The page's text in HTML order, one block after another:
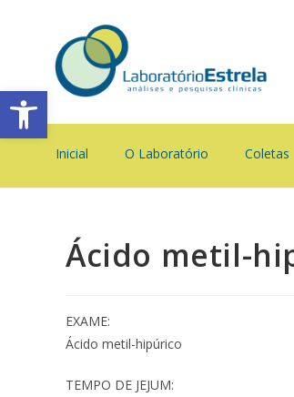
Barra de Ferramentas Aberta
Inicial O Laboratório Coletas
Ácido metil-
EXAME:
Ácido metil-hipúrico
TEMPO DE JEJUM: